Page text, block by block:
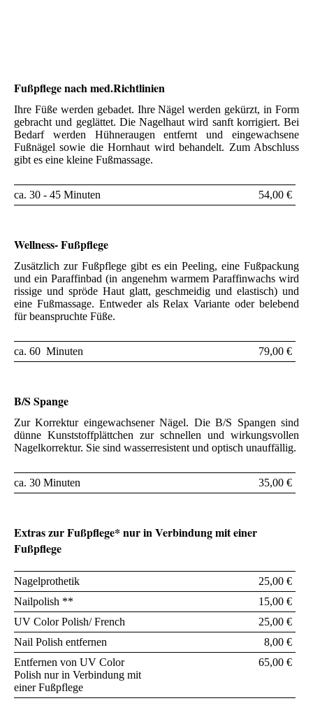
Fußpflege nach med.Richtlinien
Ihre Füße werden gebadet. Ihre Nägel werden gekürzt, in Form
gebracht und geglättet. Die Nagelhaut wird sanft korrigiert. Bei
Bedarf werden Hühneraugen entfernt und eingewachsene
Fußnägel sowie die Hornhaut wird behandelt. Zum Abschluss
gibt es eine kleine Fußmassage.
ca. 30 - 45 Minuten 54,00 €
Wellness- Fußpflege
Zusätzlich zur Fußpflege gibt es ein Peeling, eine Fußpackung
und ein Paraffinbad (in angenehm warmem Paraffinwachs wird
rissige und spröde Haut glatt, geschmeidig und elastisch) und
eine Fußmassage. Entweder als Relax Variante oder belebend
für beanspruchte Füße.
ca. 60 Minuten 79,00 €
B/S Spange
Zur Korrektur eingewachsener Nägel. Die B/S Spangen sind
dünne Kunststoffplättchen zur schnellen und wirkungsvollen
Nagelkorrektur. Sie sind wasserresistent und optisch unauffällig.
ca. 30 Minuten 35,00 €
Extras zur Fußpflege* nur in Verbindung mit einer
Fußpflege
Nagelprothetik
25,00 €
Nailpolish **
15,00 €
UV Color Polish/ French
25,00 €
Nail Polish entfernen
8,00 €
Entfernen von UV Color
Polish nur in Verbindung mit
einer Fußpflege
65,00 €